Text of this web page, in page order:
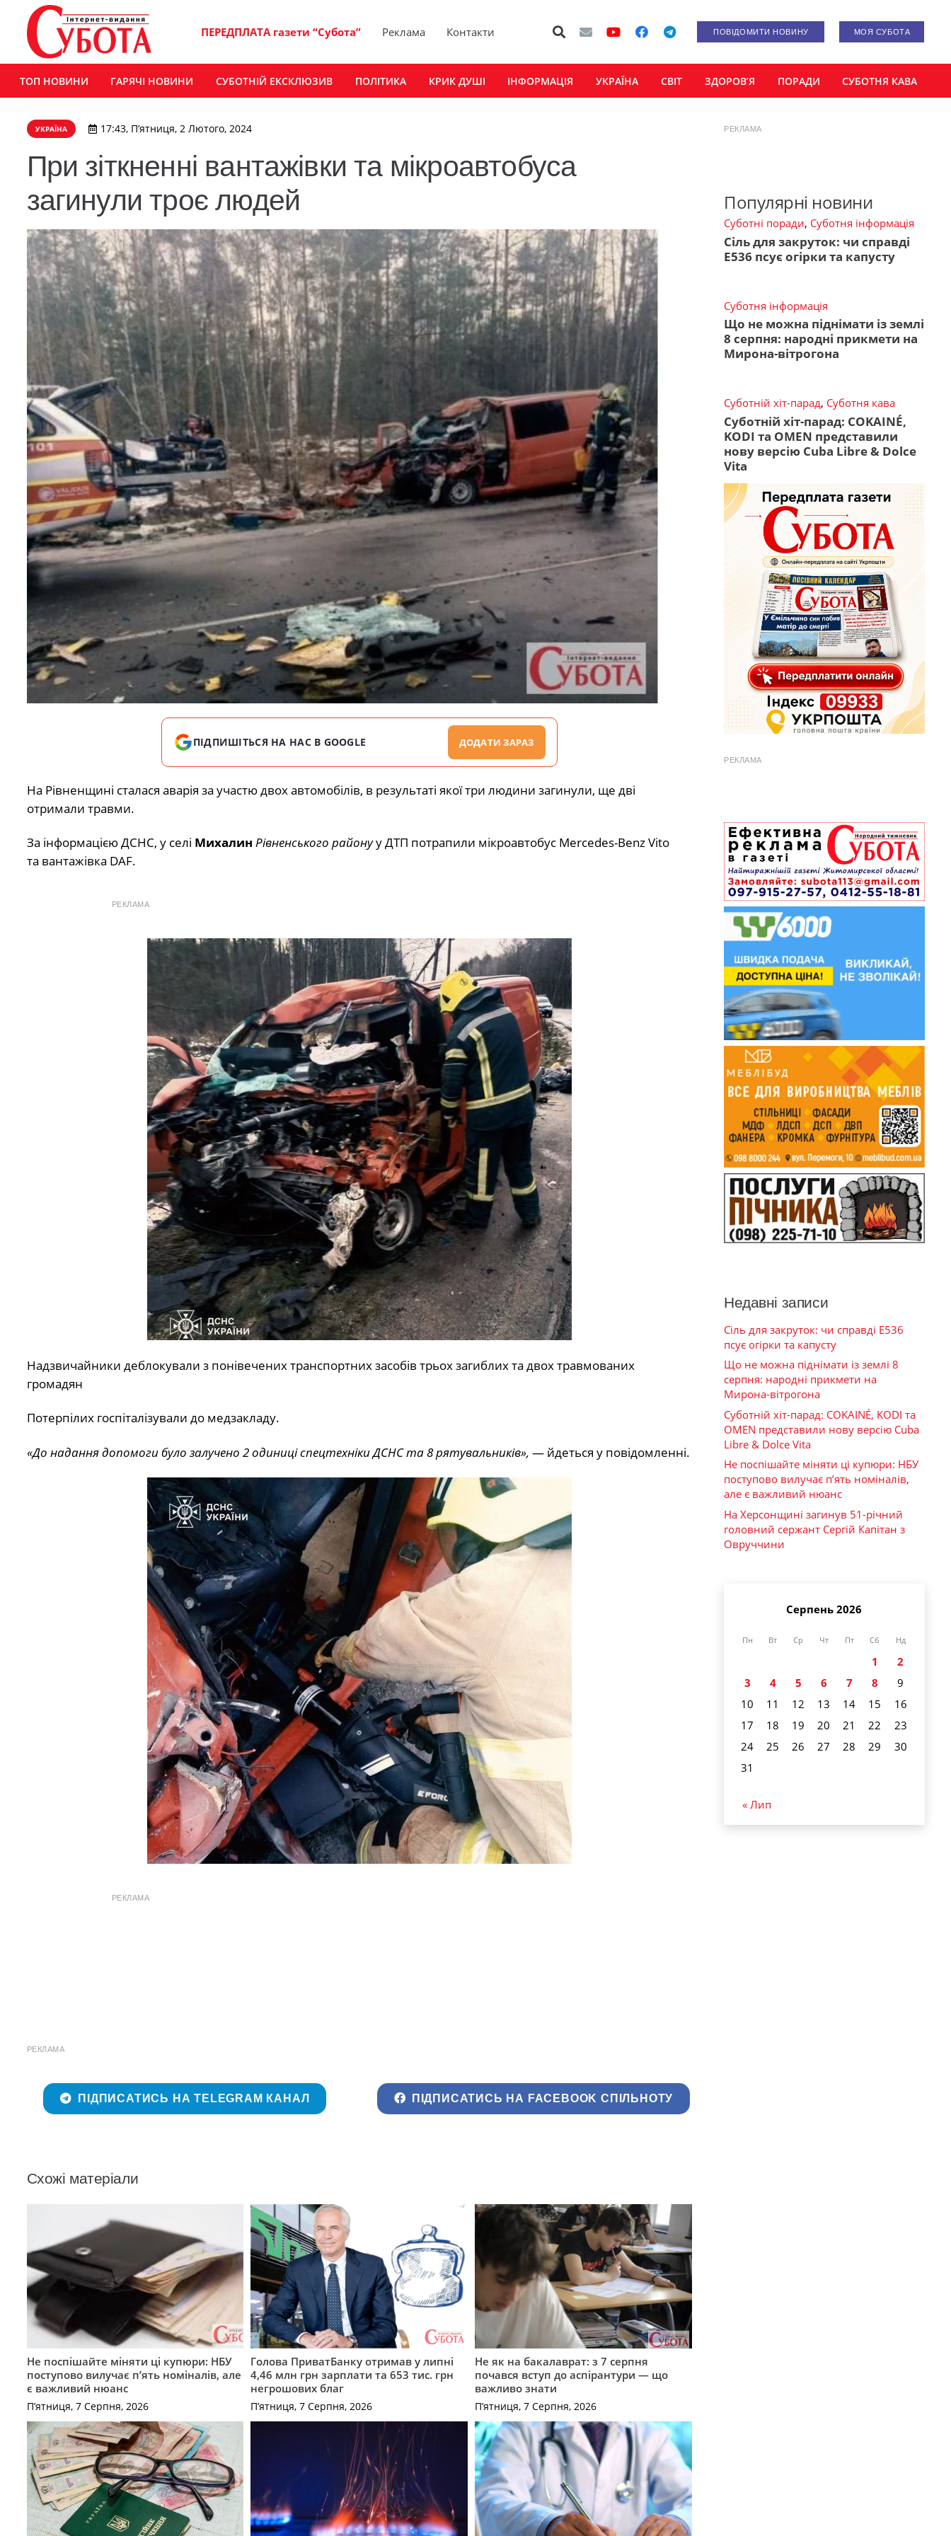
ПЕРЕДПЛАТА газети “Субота” Реклама Контакти ПОВІДОМИТИ НОВИНУ МОЯ СУБОТА
ТОП НОВИНИ ГАРЯЧІ НОВИНИ СУБОТНІЙ ЕКСКЛЮЗИВ ПОЛІТИКА КРИК ДУШІ ІНФОРМАЦІЯ УКРАЇНА СВІТ ЗДОРОВ’Я ПОРАДИ СУБОТНЯ КАВА
УКРАЇНА 17:43, П’ятниця, 2 Лютого, 2024
При зіткненні вантажівки та мікроавтобуса
загинули троє людей
ПІДПИШІТЬСЯ НА НАС В GOOGLE ДОДАТИ ЗАРАЗ
На Рівненщині сталася аварія за участю двох автомобілів, в результаті якої три людини загинули, ще дві
отримали травми.
За інформацією ДСНС, у селі Михалин Рівненського районуу ДТП потрапили мікроавтобус Mercedes-Benz Vito
та вантажівка DAF.
РЕКЛАМА
Надзвичайники деблокували з понівечених транспортних засобів трьох загиблих та двох травмованих
громадян
Потерпілих госпіталізували до медзакладу.
«До надання допомоги було залучено 2 одиниці спецтехніки ДСНС та 8 рятувальників», — йдеться у повідомленні.
РЕКЛАМА
РЕКЛАМА
ПІДПИСАТИСЬ НА TELEGRAM КАНАЛ ПІДПИСАТИСЬ НА FACEBOOK СПІЛЬНОТУ
Схожі матеріали
Не поспішайте міняти ці купюри: НБУ
поступово вилучає п’ять номіналів, але
є важливий нюанс
П’ятниця, 7 Серпня, 2026
Голова ПриватБанку отримав у липні
4,46 млн грн зарплати та 653 тис. грн
негрошових благ
П’ятниця, 7 Серпня, 2026
Не як на бакалаврат: з 7 серпня
почався вступ до аспірантури — що
важливо знати
П’ятниця, 7 Серпня, 2026
РЕКЛАМА
Популярні новини
Суботні поради, Суботня інформація
Сіль для закруток: чи справді
Е536 псує огірки та капусту
Суботня інформація
Що не можна піднімати із землі
8 серпня: народні прикмети на
Мирона-вітрогона
Суботній хіт-парад, Суботня кава
Суботній хіт-парад: COKAINÉ,
KODI та OMEN представили
нову версію Cuba Libre & Dolce
Vita
РЕКЛАМА
Недавні записи
Сіль для закруток: чи справді Е536
псує огірки та капусту
Що не можна піднімати із землі 8
серпня: народні прикмети на
Мирона-вітрогона
Суботній хіт-парад: COKAINÉ, KODI та
OMEN представили нову версію Cuba
Libre & Dolce Vita
Не поспішайте міняти ці купюри: НБУ
поступово вилучає п’ять номіналів,
але є важливий нюанс
На Херсонщині загинув 51-річний
головний сержант Сергій Капітан з
Овруччини
Серпень 2026
Пн Вт Ср Чт Пт Сб Нд
1
2
3
4 5 6 7 8
9
10
11 12 13 14 15
16
17
18 19 20 21 22
23
24
25 26 27 28 29
30
31
« Лип